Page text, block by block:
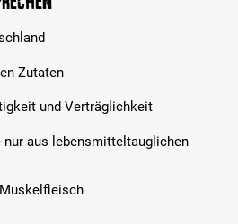
Zutaten
und Verträglichkeit
nur aus lebensmitteltauglichen